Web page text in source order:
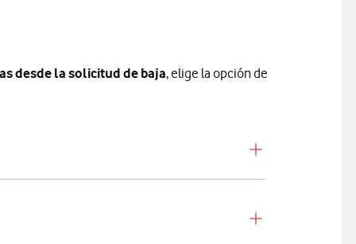
desde la solicitud de baja, elige la opción de